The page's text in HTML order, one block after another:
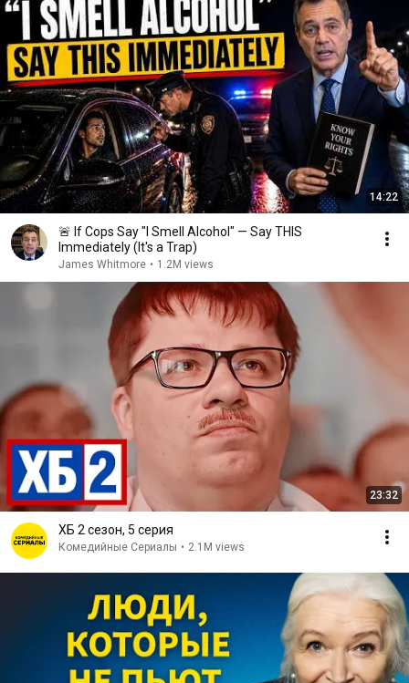
14:22
🚨 If Cops Say "I Smell Alcohol" — Say THIS
Immediately (It's a Trap)
James Whitmore • 1.2M views
23:32
ХБ 2 сезон, 5 серия
Комедийные Сериалы • 2.1M views